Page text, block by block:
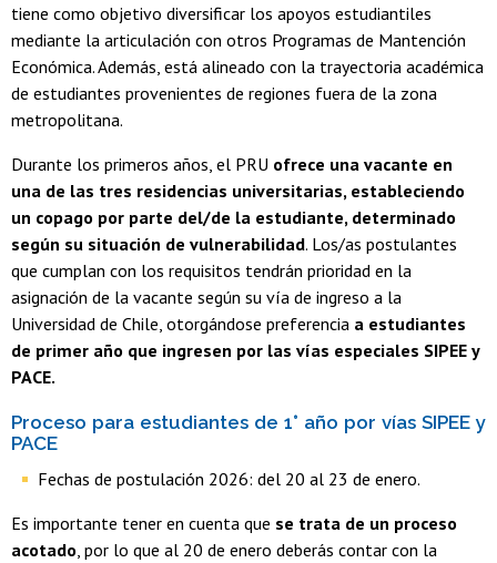
tiene como objetivo diversificar los apoyos estudiantiles
mediante la articulación con otros Programas de Mantención
Económica. Además, está alineado con la trayectoria académica
de estudiantes provenientes de regiones fuera de la zona
metropolitana.
Durante los primeros años, el PRU ofrece una vacante en
una de las tres residencias universitarias, estableciendo
un copago por parte del/de la estudiante, determinado
según su situación de vulnerabilidad. Los/as postulantes
que cumplan con los requisitos tendrán prioridad en la
asignación de la vacante según su vía de ingreso a la
Universidad de Chile, otorgándose preferencia a estudiantes
de primer año que ingresen por las vías especiales SIPEE y
PACE.
Proceso para estudiantes de 1° año por vías SIPEE y
PACE
Fechas de postulación 2026: del 20 al 23 de enero.
Es importante tener en cuenta que se trata de un proceso
acotado , por lo que al 20 de enero deberás contar con la